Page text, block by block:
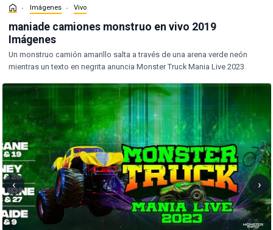
Imágenes Vivo
maniade camiones monstruo en vivo 2019
Imágenes
Un monstruo camión amarillo salta a través de una arena verde neón
mientras un texto en negrita anuncia Monster Truck Mania Live 2023.
‹ ›